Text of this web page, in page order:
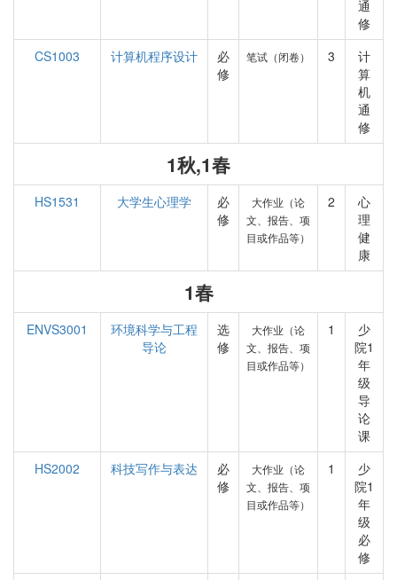
通
修
CS1003
计算机程序设计
必
修
笔试（闭卷） 3
计
算
机
通
修
1秋,1春
HS1531 大学生心理学
必
修
大作业（论
文、报告、项
目或作品等）
2
心
理
健
康
1春
ENVS3001
环境科学与工程
导论
选
修
大作业（论
文、报告、项
目或作品等）
1
少
院1
年
级
导
论
课
HS2002
科技写作与表达
必
修
大作业（论
文、报告、项
目或作品等）
1
少
院1
年
级
必
修